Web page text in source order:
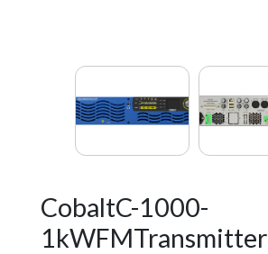
CobaltC-1000-
1kWFMTransmitter